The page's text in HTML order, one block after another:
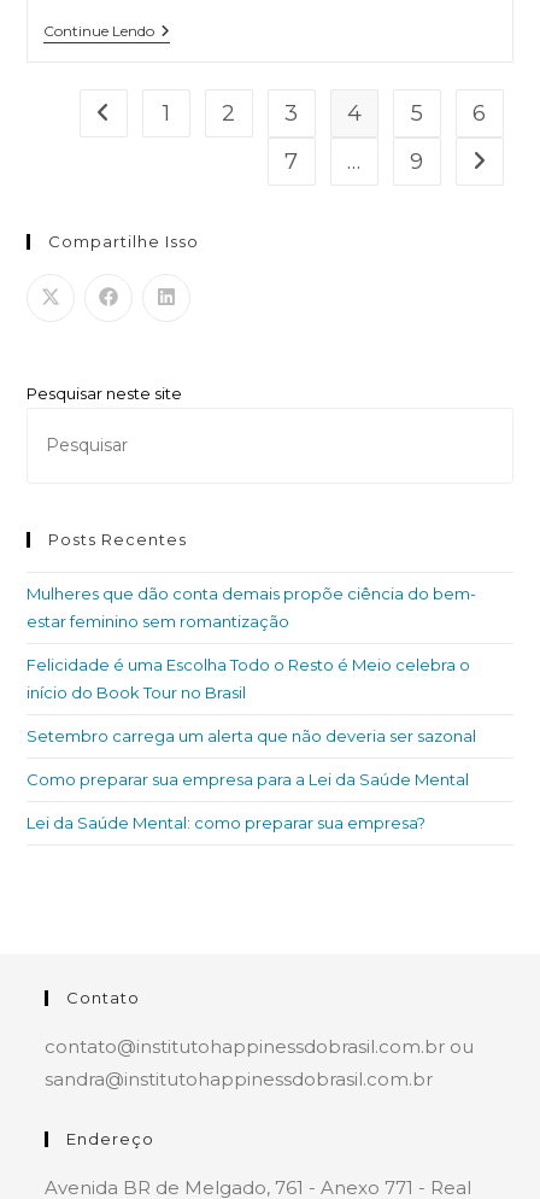
Continue Lendo
1 2 3 4 5
6
7
… 9
Compartilhe Isso
Pesquisar neste site
Posts Recentes
Mulheres que dão conta demais propõe ciência do bem-
estar feminino sem romantização
Felicidade é uma Escolha Todo o Resto é Meio celebra o
início do Book Tour no Brasil
Setembro carrega um alerta que não deveria ser sazonal
Como preparar sua empresa para a Lei da Saúde Mental
Lei da Saúde Mental: como preparar sua empresa?
Contato
contato@institutohappinessdobrasil.com.br ou
sandra@institutohappinessdobrasil.com.br
Endereço
Avenida BR de Melgado, 761 - Anexo 771 - Real